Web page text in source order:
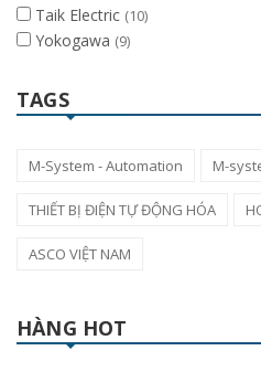
Taik Electric (10)
Yokogawa (9)
TAGS
M-System - Automation M-
THIẾT BỊ ĐIỆN TỰ ĐỘNG HÓA
ASCO VIỆT NAM
HÀNG HOT